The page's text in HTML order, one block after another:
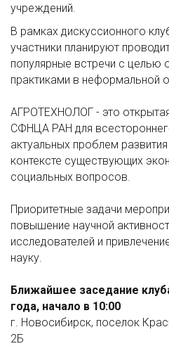
учреждений.
В рамках дискуссионного
участники планируют
популярные встречи с целью
практиками в неформальной
АГРОТЕХНОЛОГ - это
СФНЦА РАН для
актуальных проблем
контексте существующих
социальных вопросов.
Приоритетные задачи
повышение научной
исследователей и
науку.
Ближайшее заседание
года, начало в 10:00
г. Новосибирск, поселок
2Б